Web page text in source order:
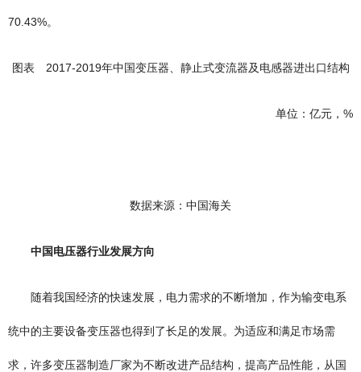
70.43%。
图表 2017-2019年中国变压器、静止式变流器及电感器进出口结构
单位：亿元，%
数据来源：中国海关
中国电压器行业发展方向
随着我国经济的快速发展，电力需求的不断增加，作为输变电系
统中的主要设备变压器也得到了长足的发展。为适应和满足市场需
求，许多变压器制造厂家为不断改进产品结构，提高产品性能，从国